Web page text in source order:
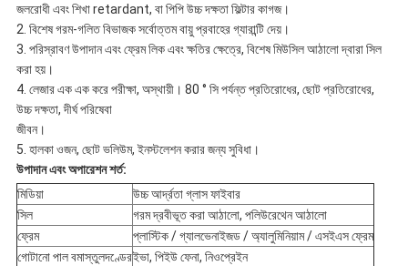
জলরোধী এবং শিখা retardant, বা পিপি উচ্চ দক্ষতা ফিল্টার কাগজ।
2. বিশেষ গরম-গলিত বিভাজক সর্বোত্তম বায়ু প্রবাহের গ্যারান্টি দেয়।
3. পরিস্রাবণ উপাদান এবং ফ্রেম লিক এবং ক্ষতির ক্ষেত্রে, বিশেষ মিউসিল আঠালো দ্বারা সিল
করা হয়।
4. লেজার এক এক করে পরীক্ষা, অস্থায়ী। 80 ° সি পর্যন্ত প্রতিরোধের, ছোট প্রতিরোধের,
উচ্চ দক্ষতা, দীর্ঘ পরিষেবা
জীবন।
5. হালকা ওজন, ছোট ভলিউম, ইনস্টলেশন করার জন্য সুবিধা।
উপাদান এবং অপারেশন শর্ত:
মিডিয়া
উচ্চ আর্দ্রতা গ্লাস ফাইবার
সিল
গরম দ্রবীভূত করা আঠালো, পলিউরেথেন আঠালো
ফ্রেম
প্লাস্টিক / গ্যালভেনাইজড / অ্যালুমিনিয়াম / এসইএস ফ্রেম
গোটানো পাল বমাস্তুলদণ্ডেরইভা, পিইউ ফেনা, নিওপ্রেইন